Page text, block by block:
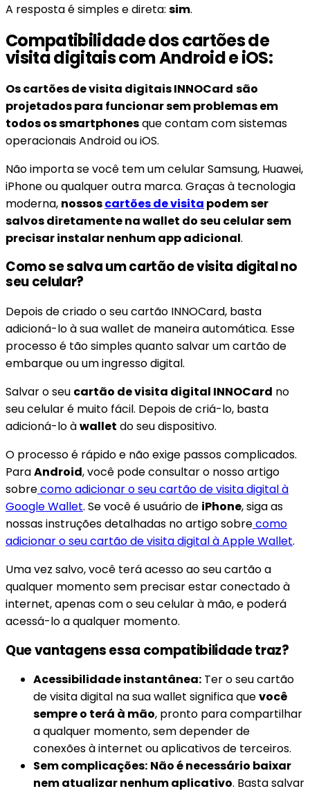
A resposta é simples e direta: sim.
Compatibilidade dos cartões de
visita digitais com Android e iOS:
Os cartões de visita digitais INNOCard são
projetados para funcionar sem problemas em
todos os smartphonesque contam com sistemas
operacionais Android ou iOS.
Não importa se você tem um celular Samsung, Huawei,
iPhone ou qualquer outra marca. Graças à tecnologia
moderna, nossoscartões de visita podem ser
salvos diretamente na wallet do seu celular sem
precisar instalar nenhum app adicional.
Como se salva um cartão de visita digital no
seu celular?
Depois de criado o seu cartão INNOCard, basta
adicioná-lo à sua wallet de maneira automática. Esse
processo é tão simples quanto salvar um cartão de
embarque ou um ingresso digital.
Salvar o seu cartão de visita digital INNOCard no
seu celular é muito fácil. Depois de criá-lo, basta
adicioná-lo àwallet do seu dispositivo.
O processo é rápido e não exige passos complicados.
ParaAndroid, você pode consultar o nosso artigo
sobrecomo adicionar o seu cartão de visita digital à
Google Wallet. Se você é usuário de iPhone, siga as
nossas instruções detalhadas no artigo sobrecomo
adicionar o seu cartão de visita digital à Apple Wallet.
Uma vez salvo, você terá acesso ao seu cartão a
qualquer momento sem precisar estar conectado à
internet, apenas com o seu celular à mão, e poderá
acessá-lo a qualquer momento.
Que vantagens essa compatibilidade traz?
Acessibilidade instantânea: Ter o seu cartão
de visita digital na sua wallet significa quevocê
sempre o terá à mão, pronto para compartilhar
a qualquer momento, sem depender de
conexões à internet ou aplicativos de terceiros.
Sem complicações: Não é necessário baixar
nem atualizar nenhum aplicativo. Basta salvar